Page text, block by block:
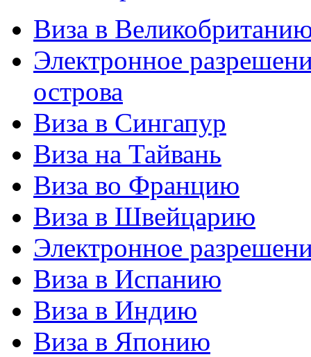
Виза в
Электронное
острова
Виза в Сингапур
Виза на Тайвань
Виза во Францию
Виза в Швейцарию
Электронное
Виза в Испанию
Виза в Индию
Виза в Японию